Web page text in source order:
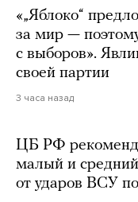
«„Яблоко“
за мир —
с выборов».
своей партии
3 часа назад
ЦБ РФ
малый и
от ударов ВСУ